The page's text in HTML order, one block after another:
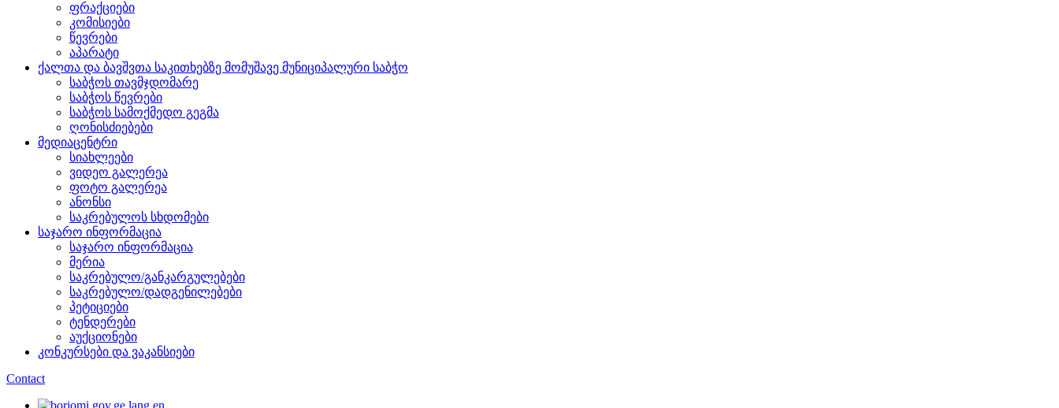
ფრაქციები
კომისიები
წევრები
აპარატი
ქალთა და ბავშვთა საკითხებზე მომუშავე მუნიციპალური საბჭო
საბჭოს თავმჯდომარე
საბჭოს წევრები
საბჭოს სამოქმედო გეგმა
ღონისძიებები
მედიაცენტრი
სიახლეები
ვიდეო გალერეა
ფოტო გალერეა
ანონსი
საკრებულოს სხდომები
საჯარო ინფორმაცია
საჯარო ინფორმაცია
მერია
საკრებულო/განკარგულებები
საკრებულო/დადგენილებები
პეტიციები
ტენდერები
აუქციონები
კონკურსები და ვაკანსიები
Contact